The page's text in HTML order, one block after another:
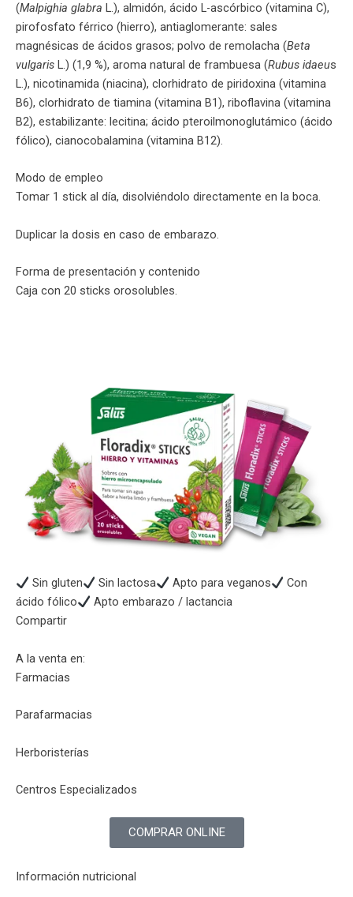
(Malpighia glabra L.), almidón, ácido L-ascórbico (vitamina C),
pirofosfato férrico (hierro), antiaglomerante: sales
magnésicas de ácidos grasos; polvo de remolacha (Beta
vulgaris L.) (1,9 %), aroma natural de frambuesa (Rubus idaeus
L.), nicotinamida (niacina), clorhidrato de piridoxina (vitamina
B6), clorhidrato de tiamina (vitamina B1), riboflavina (vitamina
B2), estabilizante: lecitina; ácido pteroilmonoglutámico (ácido
fólico), cianocobalamina (vitamina B12).
Modo de empleo
Tomar 1 stick al día, disolviéndolo directamente en la boca.
Duplicar la dosis en caso de embarazo.
Forma de presentación y contenido
Caja con 20 sticks orosolubles.
Sin gluten Sin lactosa Apto para veganos
Con
ácido fólico
Apto embarazo / lactancia
Compartir
A la venta en:
Farmacias
Parafarmacias
Herboristerías
Centros Especializados
COMPRAR ONLINE
Información nutricional